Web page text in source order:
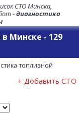
СТО Минска,
-диагностика
Минске - 129
топливной
+ Добавить СТО